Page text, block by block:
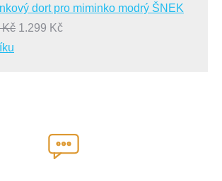
dort pro miminko modrý ŠNEK
Kč Původní
1.299 KčAktuální